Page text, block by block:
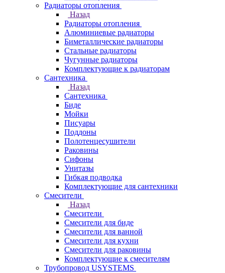
Радиаторы отопления
Назад
Радиаторы отопления
Алюминиевые радиаторы
Биметаллические радиаторы
Стальные радиаторы
Чугунные радиаторы
Комплектующие к радиаторам
Сантехника
Назад
Сантехника
Биде
Мойки
Писуары
Поддоны
Полотенцесушители
Раковины
Сифоны
Унитазы
Гибкая подводка
Комплектующие для сантехники
Смесители
Назад
Смесители
Смесители для биде
Смесители для ванной
Смесители для кухни
Смесители для раковины
Комплектующие к смесителям
Трубопровод USYSTEMS